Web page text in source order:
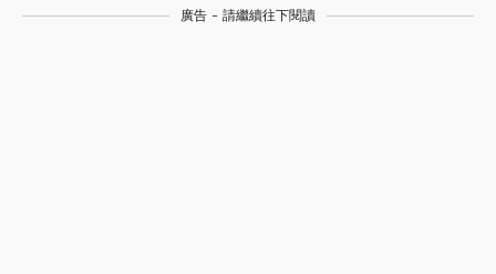
廣告 - 請繼續往下閱讀